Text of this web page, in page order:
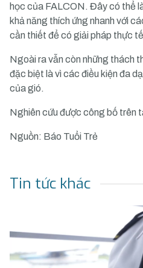
học của FALCON. Đây có thể
khả năng thích ứng nhanh với
cần thiết để có giải pháp thực
Ngoài ra vẫn còn những thách
đặc biệt là vì các điều kiện đa
của gió.
Nghiên cứu được công bố trên
Nguồn: Báo Tuổi Trẻ
Tin tức khác